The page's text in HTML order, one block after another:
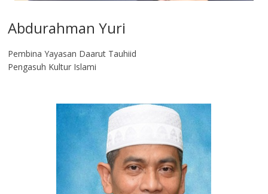
Abdurahman Yuri
Pembina Yayasan Daarut Tauhiid
Pengasuh Kultur Islami